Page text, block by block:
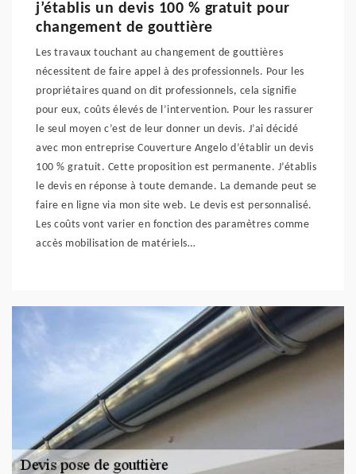
j’établis un devis 100 % gratuit pour
changement de gouttière
Les travaux touchant au changement de gouttières
nécessitent de faire appel à des professionnels. Pour les
propriétaires quand on dit professionnels, cela signifie
pour eux, coûts élevés de l’intervention. Pour les rassurer
le seul moyen c’est de leur donner un devis. J’ai décidé
avec mon entreprise Couverture Angelo d’établir un devis
100 % gratuit. Cette proposition est permanente. J’établis
le devis en réponse à toute demande. La demande peut se
faire en ligne via mon site web. Le devis est personnalisé.
Les coûts vont varier en fonction des paramètres comme
accès mobilisation de matériels…